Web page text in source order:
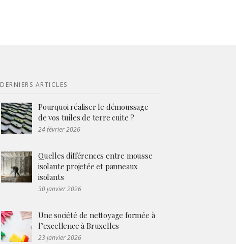
DERNIERS ARTICLES
Pourquoi réaliser le démoussage
de vos tuiles de terre cuite ?
24 février 2026
Quelles différences entre mousse
isolante projetée et panneaux
isolants
30 janvier 2026
Une société de nettoyage formée à
l’excellence à Bruxelles
23 janvier 2026